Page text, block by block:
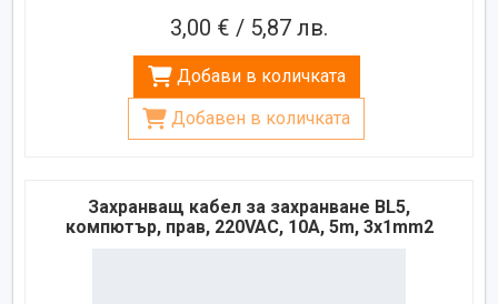
3,00 € / 5,87 лв.
Добави в количката
Добавен в количката
Захранващ кабел за захранване BL5,
компютър, прав, 220VAC, 10A, 5m, 3x1mm2